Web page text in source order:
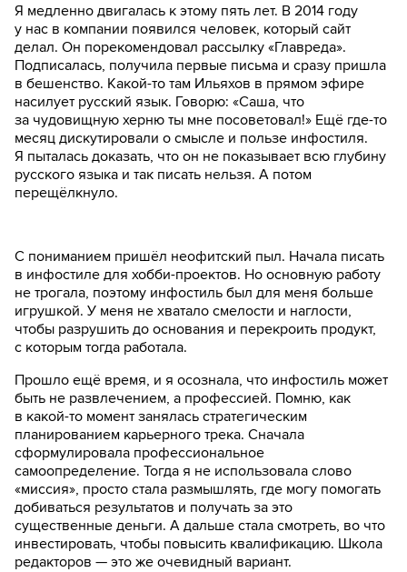
Я медленно двигалась к этому пять лет. В 2014 году
у нас в компании появился человек, который сайт
делал. Он порекомендовал рассылку «Главреда».
Подписалась, получила первые письма и сразу пришла
в бешенство. Какой-то там Ильяхов в прямом эфире
насилует русский язык. Говорю: «Саша, что
за чудовищную херню ты мне посоветовал!» Ещё где-то
месяц дискутировали о смысле и пользе инфостиля.
Я пыталась доказать, что он не показывает всю глубину
русского языка и так писать нельзя. А потом
перещёлкнуло.
С пониманием пришёл неофитский пыл. Начала писать
в инфостиле для хобби-проектов. Но основную работу
не трогала, поэтому инфостиль был для меня больше
игрушкой. У меня не хватало смелости и наглости,
чтобы разрушить до основания и перекроить продукт,
с которым тогда работала.
Прошло ещё время, и я осознала, что инфостиль может
быть не развлечением, а профессией. Помню, как
в какой-то момент занялась стратегическим
планированием карьерного трека. Сначала
сформулировала профессиональное
самоопределение. Тогда я не использовала слово
«миссия», просто стала размышлять, где могу помогать
добиваться результатов и получать за это
существенные деньги. А дальше стала смотреть, во что
инвестировать, чтобы повысить квалификацию. Школа
редакторов — это же очевидный вариант.